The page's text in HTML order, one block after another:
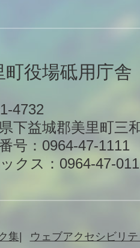
町役場砥用庁舎
4732
下益城郡美里町三
号：0964-47-1111
クス：0964-47-
集 ウェブアクセシビリ